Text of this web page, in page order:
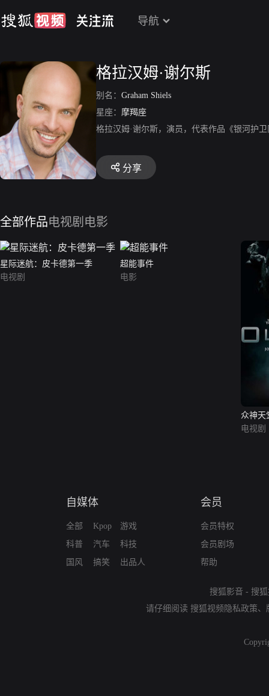
导航
格拉汉姆·谢尔斯
别名： Graham Shiels
星座： 摩羯座
格拉汉姆·谢尔斯，演员，代表作品《银河护
分享
全部作品电视剧 电影
星际迷航：皮卡德第一季
电视剧
超能事件
电影
众神天
S01）
电视剧
自媒体
全部
科普
国风
Kpop
汽车
搞笑
游戏
科技
出品人
会员
会员特权
会员剧场
帮助
搜狐影音 - 搜
请仔细阅读 搜狐视频隐私政策、